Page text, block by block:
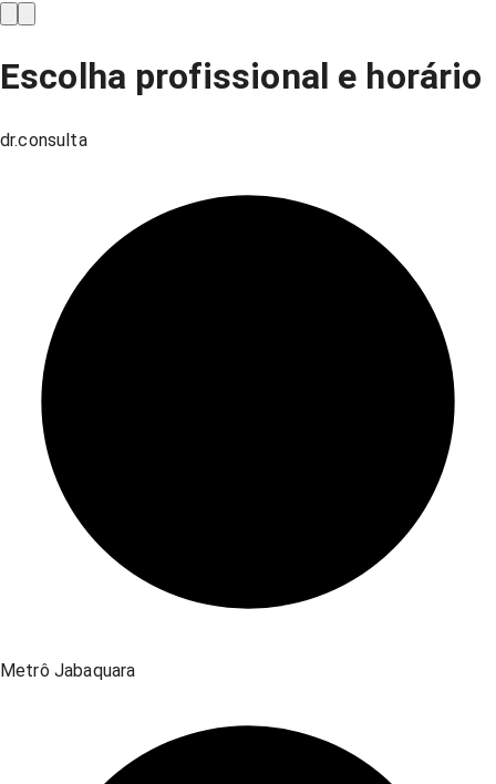
Escolha profissional e horário
dr.consulta
Metrô Jabaquara